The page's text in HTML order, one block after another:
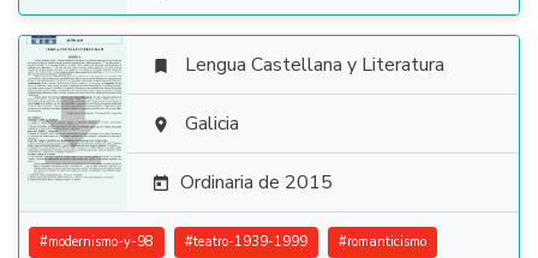

 Lengua Castellana y Literatura
 Galicia
 Ordinaria de 2015
#modernismo-y-98 #teatro-1939-1999 #romanticismo